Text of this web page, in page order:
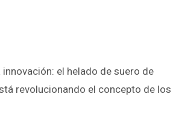
el helado de suero de
revolucionando el concepto de los